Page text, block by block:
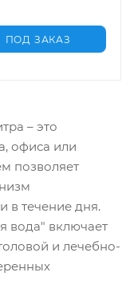
ПОД ЗАКАЗ
– это
офиса или
позволяет
в течение дня.
вода" включает
и лечебно-